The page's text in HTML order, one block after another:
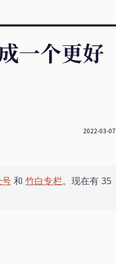
一个更好
2022-03-07
和竹白专栏。现在有 35